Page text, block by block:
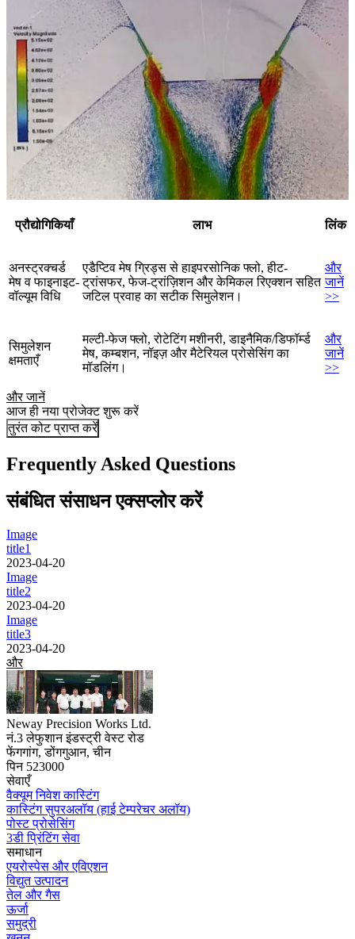
प्रौद्योगिकियाँ लाभ लिंक
अनस्ट्रक्चर्ड
मेष व फाइनाइट-
वॉल्यूम विधि
एडैप्टिव मेष ग्रिड्स से हाइपरसोनिक फ्लो, हीट-
ट्रांसफर, फेज-ट्रांज़िशन और केमिकल रिएक्शन सहित
जटिल प्रवाह का सटीक सिमुलेशन।
और
जानें
>>
सिमुलेशन
क्षमताएँ
मल्टी-फेज फ्लो, रोटेटिंग मशीनरी, डाइनैमिक/डिफॉर्म्ड
मेष, कम्बशन, नॉइज़ और मैटेरियल प्रोसेसिंग का
मॉडलिंग।
और
जानें
>>
और जानें
आज ही नया प्रोजेक्ट शुरू करें
तुरंत कोट प्राप्त करें
Frequently Asked Questions
संबंधित संसाधन एक्सप्लोर करें
Image
title1
2023-04-20
Image
title2
2023-04-20
Image
title3
2023-04-20
और
Neway Precision Works Ltd.
नं.3 लेफुशान इंडस्ट्री वेस्ट रोड
फेंगगांग, डोंगगुआन, चीन
पिन 523000
सेवाएँ
वैक्यूम निवेश कास्टिंग
कास्टिंग सुपरअलॉय (हाई टेम्परेचर अलॉय)
पोस्ट प्रोसेसिंग
3डी प्रिंटिंग सेवा
समाधान
एयरोस्पेस और एविएशन
विद्युत उत्पादन
तेल और गैस
ऊर्जा
समुद्री